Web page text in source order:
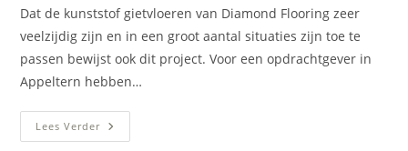
Dat de kunststof gietvloeren van Diamond Flooring zeer
veelzijdig zijn en in een groot aantal situaties zijn toe te
passen bewijst ook dit project. Voor een opdrachtgever in
Appeltern hebben…
Lees VerderVloer
Dakterras